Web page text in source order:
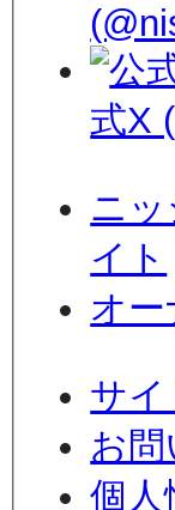
式X
ニ
イト
オ
サ
お
個人